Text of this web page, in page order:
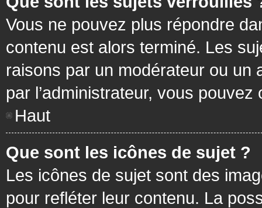
Vous ne pouvez plus répondre
contenu est alors terminé. Les
raisons par un modérateur ou un
par l’administrateur, vous
Haut
Que sont les icônes de sujet ?
Les icônes de sujet sont des
pour refléter leur contenu. La